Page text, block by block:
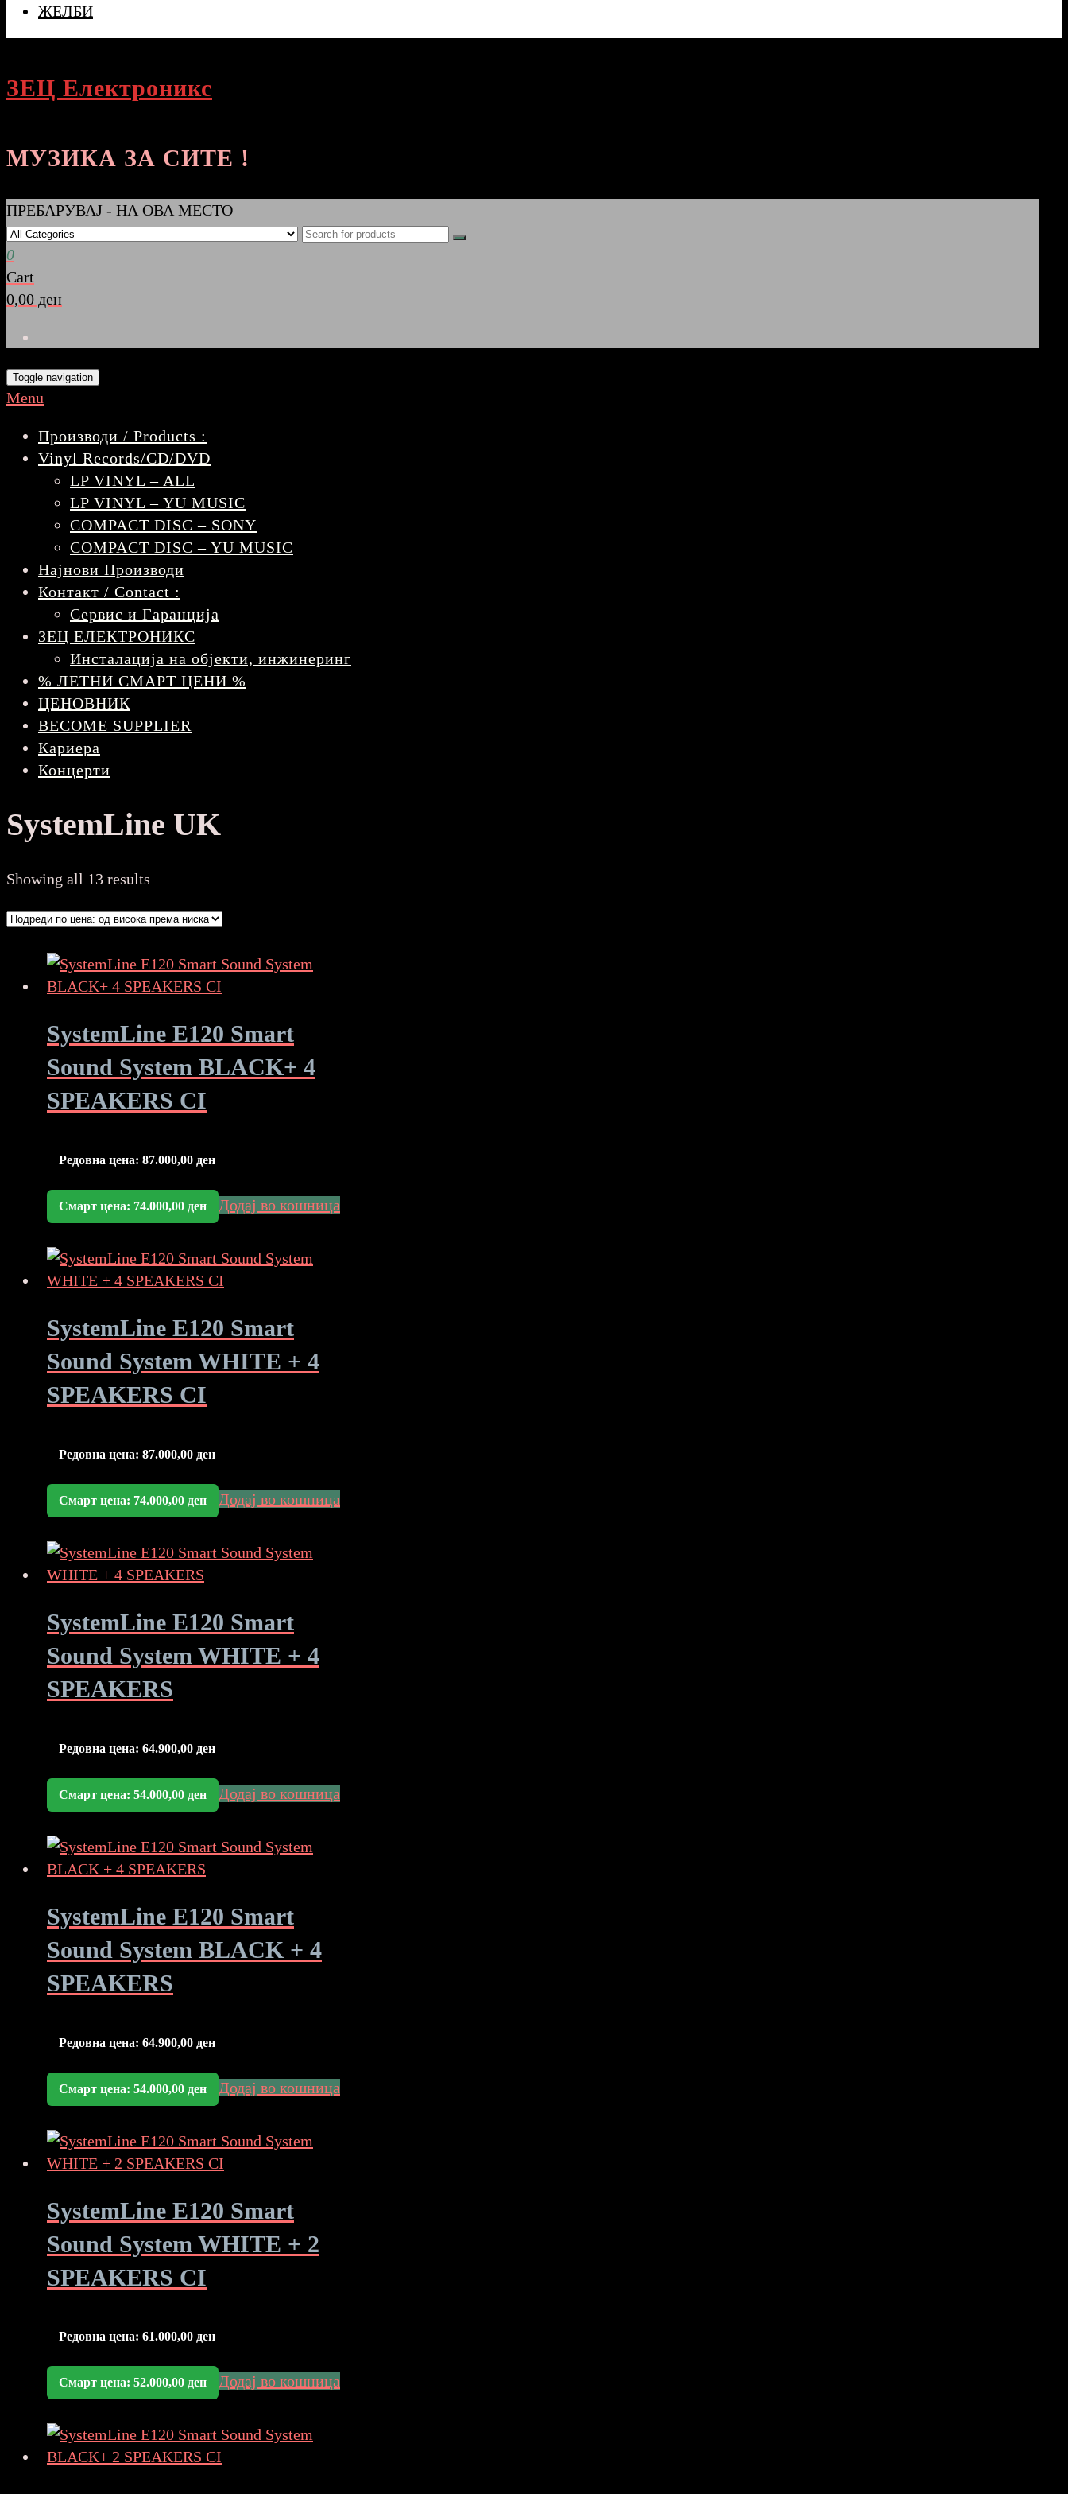
ЖЕЛБИ
ЗЕЦ Електроникс
МУЗИКА ЗА СИТЕ !
ПРЕБАРУВАЈ - НА ОВА МЕСТО
0
Cart
0,00 ден
Toggle navigation
Menu
Производи / Products :
Vinyl Records/CD/DVD
LP VINYL – ALL
LP VINYL – YU MUSIC
COMPACT DISC – SONY
COMPACT DISC – YU MUSIC
Најнови Производи
Контакт / Contact :
Сервис и Гаранција
ЗЕЦ ЕЛЕКТРОНИКС
Инсталација на објекти, инжинеринг
% ЛЕТНИ СМАРТ ЦЕНИ %
ЦЕНОВНИК
BECOME SUPPLIER
Кариера
Концерти
SystemLine UK
Showing all 13 results
price:
to
low
SystemLine E120 Smart
Sound System BLACK+ 4
SPEAKERS CI
Редовна цена: 87.000,00 ден
Смарт цена: 74.000,00 ден Додај во кошница
SystemLine E120 Smart
Sound System WHITE + 4
SPEAKERS CI
Редовна цена: 87.000,00 ден
Смарт цена: 74.000,00 ден Додај во кошница
SystemLine E120 Smart
Sound System WHITE + 4
SPEAKERS
Редовна цена: 64.900,00 ден
Смарт цена: 54.000,00 ден Додај во кошница
SystemLine E120 Smart
Sound System BLACK + 4
SPEAKERS
Редовна цена: 64.900,00 ден
Смарт цена: 54.000,00 ден Додај во кошница
SystemLine E120 Smart
Sound System WHITE + 2
SPEAKERS CI
Редовна цена: 61.000,00 ден
Смарт цена: 52.000,00 ден Додај во кошница